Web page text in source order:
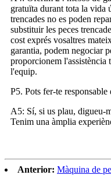
gratuïta durant tota la vida
trencades no es poden
substituir les peces
cost exprés vosaltres
garantia, podem negociar
proporcionem l'assistència
l'equip.
P5. Pots fer-te responsable
A5: Sí, si us plau, digueu-
Tenim una àmplia
Anterior: Màquina de